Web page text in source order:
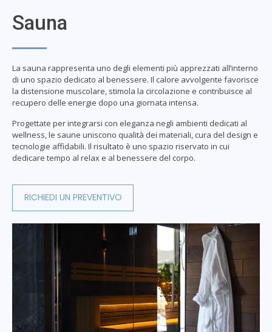
Sauna
La sauna rappresenta uno degli elementi più apprezzati all’interno
di uno spazio dedicato al benessere. Il calore avvolgente favorisce
la distensione muscolare, stimola la circolazione e contribuisce al
recupero delle energie dopo una giornata intensa.
Progettate per integrarsi con eleganza negli ambienti dedicati al
wellness, le saune uniscono qualità dei materiali, cura del design e
tecnologie affidabili. Il risultato è uno spazio riservato in cui
dedicare tempo al relax e al benessere del corpo.
RICHIEDI UN PREVENTIVO